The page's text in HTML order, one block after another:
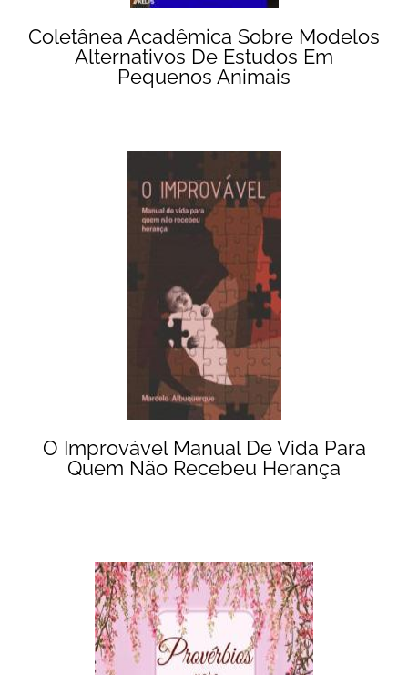
Coletânea Acadêmica Sobre Modelos
Alternativos De Estudos Em
Pequenos Animais
O Improvável Manual De Vida Para
Quem Não Recebeu Herança